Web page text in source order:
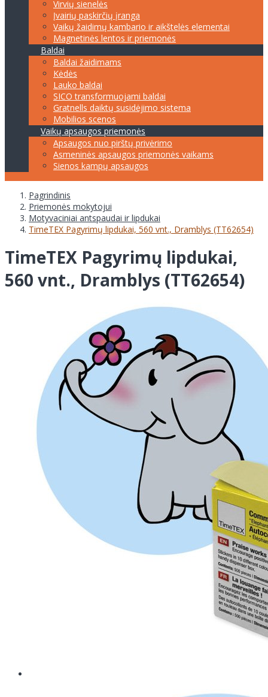
Virvių sienelės
Įvairių paskirčių įranga
Vaikų žaidimų kambario ir aikštelės elementai
Magnetinės lentos ir priemonės
Baldai
Baldai žaidimams
Kėdės
Lauko baldai
SICO transformuojami baldai
Gratnells daiktų susidėjimo sistema
Mobilios scenos
Vaikų apsaugos priemonės
Apsaugos nuo pirštų privėrimo
Asmeninės apsaugos priemonės vaikams
Sienos kampų apsaugos
Pagrindinis
Priemonės mokytojui
Motyvaciniai antspaudai ir lipdukai
TimeTEX Pagyrimų lipdukai, 560 vnt., Dramblys (TT62654)
TimeTEX Pagyrimų lipdukai,
560 vnt., Dramblys (TT62654)